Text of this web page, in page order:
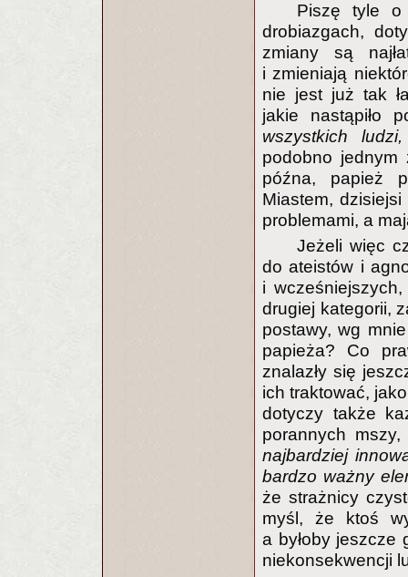
Piszę tyle o
drobiazgach,
zmiany są
i zmieniają
nie jest już tak
jakie nastąpiło
wszystkich
podobno
późna, papież
Miastem,
problemami, a
Jeżeli więc
do ateistów i
i
drugiej kategorii,
postawy, wg
papieża? Co
znalazły się
ich traktować,
dotyczy także
porannych
najbardziej
bardzo ważny
że strażnicy
myśl, że ktoś
a byłoby jeszcze
niekonsekwencji